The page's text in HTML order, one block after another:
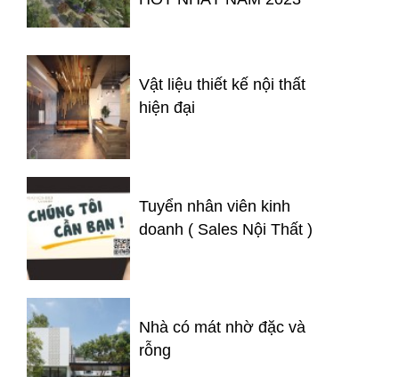
Vật liệu thiết kế nội thất
hiện đại
Tuyển nhân viên kinh
doanh ( Sales Nội Thất )
Nhà có mát nhờ đặc và
rỗng